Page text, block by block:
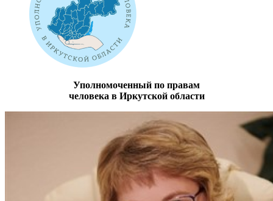
Уполномоченный по правам
человека в Иркутской области